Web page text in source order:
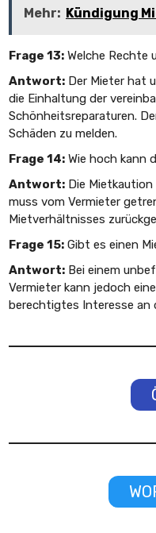
Mehr: Kündigung
Frage 13: Welche Rechte
Antwort: Der Mieter hat
die Einhaltung der
Schönheitsreparaturen.
Schäden zu melden.
Frage 14: Wie hoch kann
Antwort: Die
muss vom Vermieter
Mietverhältnisses
Frage 15: Gibt es einen
Antwort: Bei einem
Vermieter kann jedoch
berechtigtes Interesse an